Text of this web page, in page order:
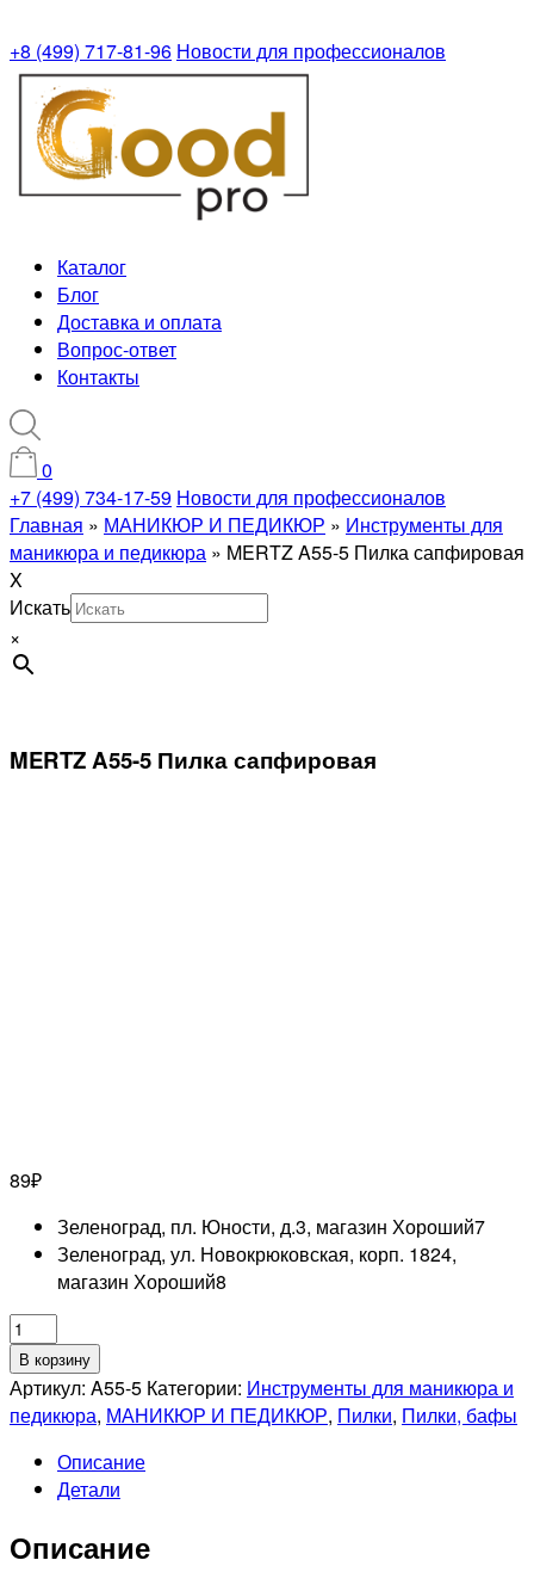
+8 (499) 717-81-96 Новости для профессионалов
Каталог
Блог
Доставка и оплата
Вопрос-ответ
Контакты
0
+7 (499) 734-17-59 Новости для профессионалов
Главная » МАНИКЮР И ПЕДИКЮР » Инструменты для
маникюра и педикюра » MERTZ A55-5 Пилка сапфировая
X
Искать
×
MERTZ A55-5 Пилка сапфировая
89₽
Зеленоград, пл. Юности, д.3, магазин Хороший7
Зеленоград, ул. Новокрюковская, корп. 1824,
магазин Хороший8
Количество
товара
MERTZ
A55-
Пилка
сапфировая
В корзину
Артикул: A55-5 Категории: Инструменты для маникюра и
педикюра, МАНИКЮР И ПЕДИКЮР, Пилки, Пилки, бафы
Описание
Детали
Описание